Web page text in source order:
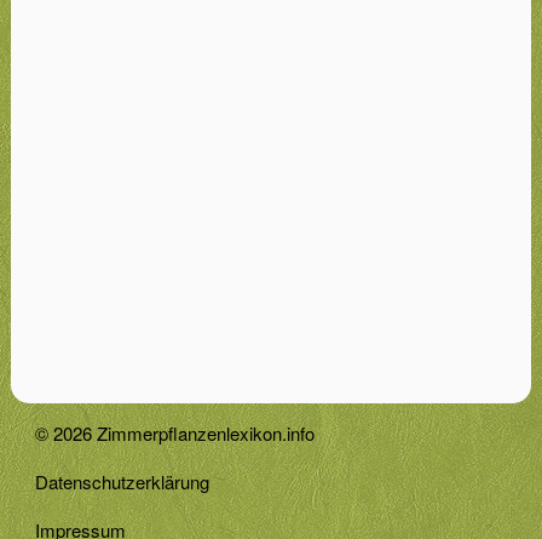
© 2026 Zimmerpflanzenlexikon.info
Datenschutzerklärung
Impressum